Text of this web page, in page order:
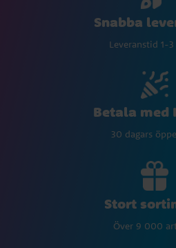
Snabba
Leveranstid 1-
Betala med
30 dagars
Stort
Över 9 000